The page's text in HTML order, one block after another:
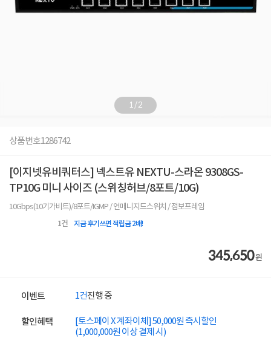
1/2
상품번호1286742
[이지넷유비쿼터스] 넥스트유 NEXTU-스라온 9308GS-
TP10G 미니 사이즈 (스위칭허브/8포트/10G)
10Gbps(10기가비트)/8포트/IGMP / 언매니지드스위치 / 점보프레임
1건 지금 후기쓰면 적립금 2배!
345,650원
이벤트 1건진행 중
할인혜택
[토스페이 X 계좌이체] 50,000원 즉시할인
(1,000,000원 이상 결제 시)